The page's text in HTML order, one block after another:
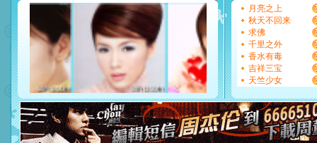
[圣诞节]奉上一颗祝福的心,
如意,快乐,鲜花,一切美好
[元旦]
看到你我会触电；
断电。爱你是我职业，想
你是我专业！水晶之恋祝你
[元旦]
如果上天让我许三
起；二是再生再世和你在
离。水晶之恋祝你新年快乐
[元旦]当我狠下心扭头离去
泣，这痛楚让我明白我多
卖了。水晶之恋祝你新年快
[春节]风柔雨润好月圆，半
月亮之上
秋天不回来
求佛
千里之外
香水有毒
吉祥三宝
天竺少女